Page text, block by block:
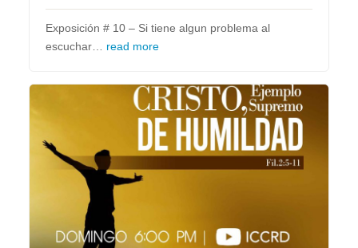
Exposición # 10 – Si tiene algun problema al
escuchar… read more